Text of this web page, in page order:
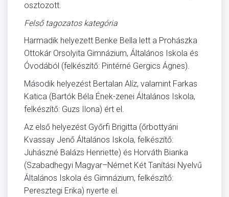
osztozott.
Felső tagozatos kategória
Harmadik helyezett Benke Bella lett a Prohászka
Ottokár Orsolyita Gimnázium, Általános Iskola és
Óvodából (felkészítő: Pintérné Gergics Ágnes).
Második helyezést Bertalan Alíz, valamint Farkas
Katica (Bartók Béla Ének-zenei Általános Iskola,
felkészítő: Guzs Ilona) ért el.
Az első helyezést Győrfi Brigitta (őrbottyáni
Kvassay Jenő Általános Iskola, felkészítő:
Juhászné Balázs Henriette) és Horváth Bianka
(Szabadhegyi Magyar–Német Két Tanítási Nyelvű
Általános Iskola és Gimnázium, felkészítő:
Peresztegi Erika) nyerte el.